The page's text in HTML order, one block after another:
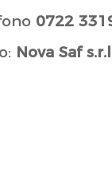
0722
Nova Saf